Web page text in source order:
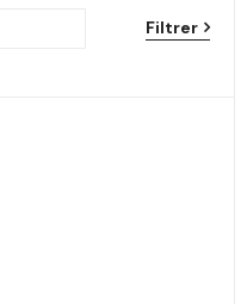
Filtrer